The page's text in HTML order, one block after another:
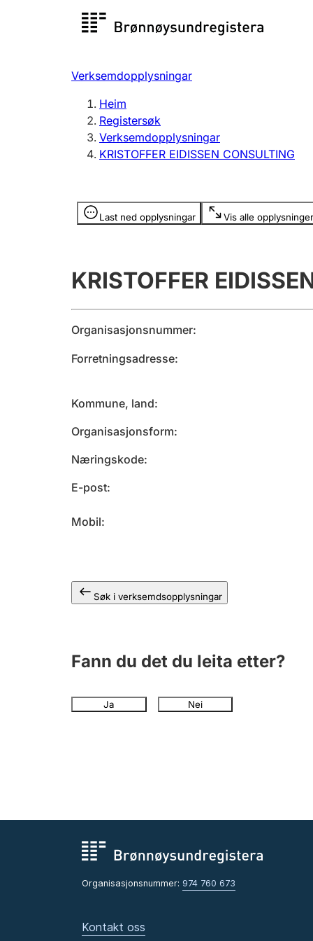
Registersøk
Registrere, endre, slette
Verksemdopplysningar
Heim
Registersøk
Verksemdopplysningar
KRISTOFFER EIDISSEN CONSULTING
Last ned opplysningar Vis alle opplysninger
Opplysninger er skjult
KRISTOFFER
Organisasjonsnummer
Forretningsadresse
Kommune, land
Organisasjonsform
Næringskode
E-post
Mobil
Søk i verksemdsopplysningar
Fann du det du leita etter?
Ja Nei
Organisasjonsnummer: 974 760 673
Kontakt oss